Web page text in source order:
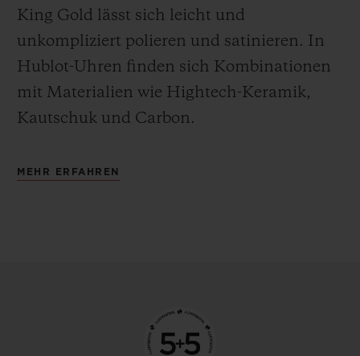
King Gold lässt sich leicht und
unkompliziert polieren und satinieren. In
Hublot-Uhren finden sich Kombinationen
mit Materialien wie Hightech-Keramik,
Kautschuk und Carbon.
MEHR ERFAHREN